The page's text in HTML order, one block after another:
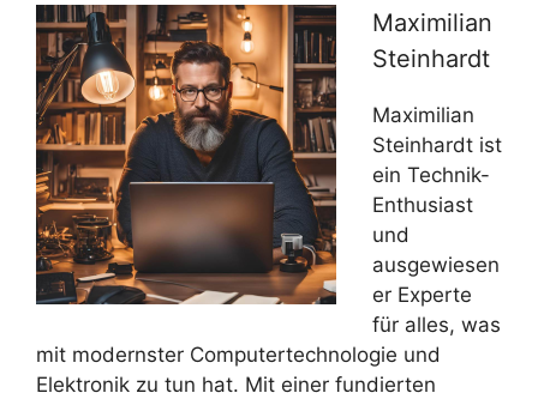
Maximilian
Steinhardt
Maximilian
Steinhardt ist
ein Technik-
Enthusiast
und
ausgewiesen
er Experte
für alles, was
mit modernster Computertechnologie und
Elektronik zu tun hat. Mit einer fundierten